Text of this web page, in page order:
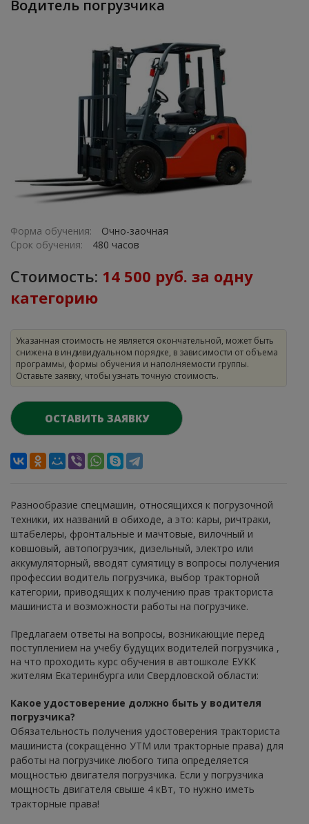
Водитель погрузчика
Форма обучения:
Очно-заочная
Срок обучения:
480 часов
Стоимость: 14 500 руб. за одну
категорию
Указанная стоимость не является окончательной, может быть
снижена в индивидуальном порядке, в зависимости от объема
программы, формы обучения и наполняемости группы.
Оставьте заявку, чтобы узнать точную стоимость.
ОСТАВИТЬ ЗАЯВКУ
Разнообразие спецмашин, относящихся к погрузочной
техники, их названий в обиходе, а это: кары, ричтраки,
штабелеры, фронтальные и мачтовые, вилочный и
ковшовый, автопогрузчик, дизельный, электро или
аккумуляторный, вводят сумятицу в вопросы получения
профессии водитель погрузчика, выбор тракторной
категории, приводящих к получению прав тракториста
машиниста и возможности работы на погрузчике.
Предлагаем ответы на вопросы, возникающие перед
поступлением на учебу будущих водителей погрузчика ,
на что проходить курс обучения в автошколе ЕУКК
жителям Екатеринбурга или Свердловской области:
Какое удостоверение должно быть у водителя
погрузчика?
Обязательность получения удостоверения тракториста
машиниста (сокращённо УТМ или тракторные права) для
работы на погрузчике любого типа определяется
мощностью двигателя погрузчика. Если у погрузчика
мощность двигателя свыше 4 кВт, то нужно иметь
тракторные права!